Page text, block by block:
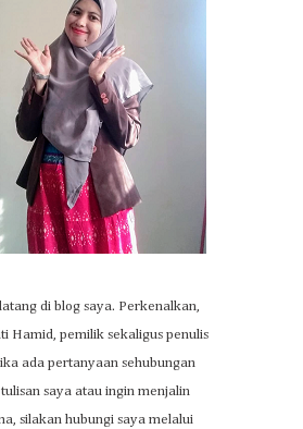
di blog saya. Perkenalkan,
Hamid, pemilik sekaligus penulis
ada pertanyaan sehubungan
saya atau ingin menjalin
silakan hubungi saya melalui